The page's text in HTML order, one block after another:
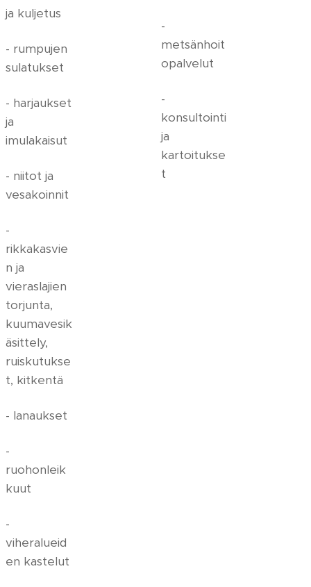
ja kuljetus
- rumpujen
sulatukset
- harjaukset
ja
imulakaisut
- niitot ja
vesakoinnit
-
rikkakasvie
n ja
vieraslajien
torjunta,
kuumavesik
äsittely,
ruiskutukse
t, kitkentä
- lanaukset
-
ruohonleik
kuut
-
viheralueid
en kastelut
-
metsänhoit
opalvelut
-
konsultointi
ja
kartoitukse
t